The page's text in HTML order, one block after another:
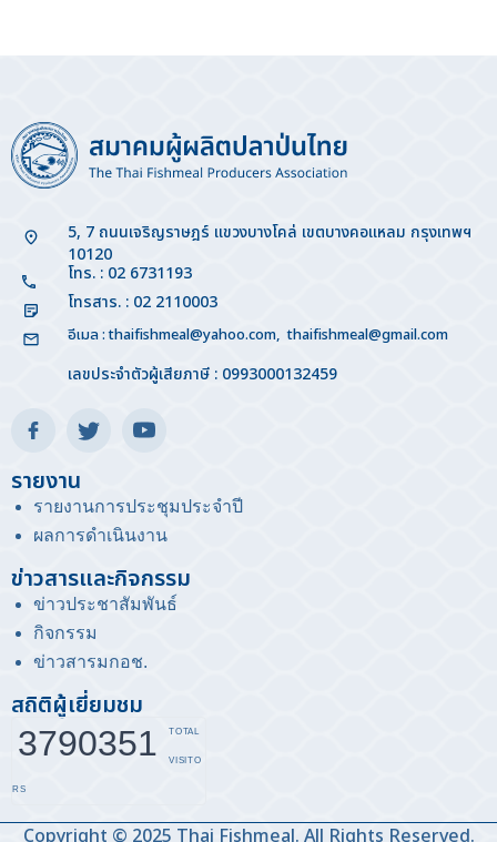
5, 7 ถนนเจริญราษฎร์ แขวงบางโคล่ เขตบางคอแหลม กรุงเทพฯ
10120
โทร. : 02 6731193
โทรสาร. : 02 2110003
อีเมล :thaifishmeal@yahoo.com,thaifishmeal@gmail.com
เลขประจำตัวผู้เสียภาษี : 0993000132459
รายงาน
รายงานการประชุมประจำปี
ผลการดำเนินงาน
ข่าวสารและกิจกรรม
ข่าวประชาสัมพันธ์
กิจกรรม
ข่าวสารมกอช.
สถิติผู้เยี่ยมชม
3790351 TOTAL
VISITO
RS